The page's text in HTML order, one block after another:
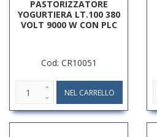
PASTORIZZATORE
YOGURTIERA LT.100 380
VOLT 9000 W CON PLC
Cod: CR10051